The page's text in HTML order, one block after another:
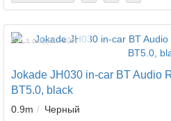
Ваша скидка: -40%
Jokade JH030 in-car BT Audio
BT5.0, black
0.9m Черный